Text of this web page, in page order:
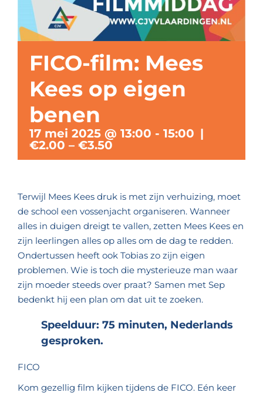
FICO-film: Mees
Kees op eigen
benen
17 mei 2025 @ 13:00 - 15:00 |
€2.00 – €3.50
Terwijl Mees Kees druk is met zijn verhuizing, moet
de school een vossenjacht organiseren. Wanneer
alles in duigen dreigt te vallen, zetten Mees Kees en
zijn leerlingen alles op alles om de dag te redden.
Ondertussen heeft ook Tobias zo zijn eigen
problemen. Wie is toch die mysterieuze man waar
zijn moeder steeds over praat? Samen met Sep
bedenkt hij een plan om dat uit te zoeken.
Speelduur: 75 minuten, Nederlands
gesproken.
FICO
Kom gezellig film kijken tijdens de FICO. Eén keer